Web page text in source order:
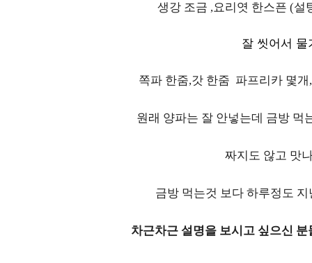
생강 조금 ,요리엿 한스픈 (설
잘 씻어서 물
쪽파 한줌,갓 한줌 파프리카 몇
원래 양파는 잘 안넣는데 금방 먹
짜지도 않고 맛
금방 먹는것 보다 하루정도
차근차근 설명을 보시고 싶으신